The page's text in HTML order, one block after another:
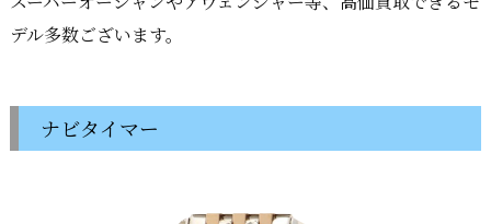
デル多数ございます。
ナビタイマー